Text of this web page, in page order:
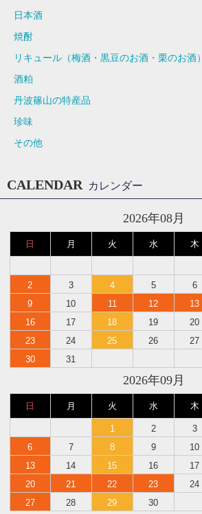
日本酒
焼酎
リキュール（梅酒・黒豆のお酒・栗のお酒）
酒粕
丹波篠山の特産品
珍味
その他
CALENDAR カレンダー
2026年08月
日 月 火 水 木
2
3 4 5 6
9
10 11 12 13
16
17 18 19 20
23
24 25 26 27
30
31
2026年09月
日 月 火 水 木
1 2 3
6
7 8 9 10
13
14 15 16 17
20
21 22 23 24
27
28 29 30